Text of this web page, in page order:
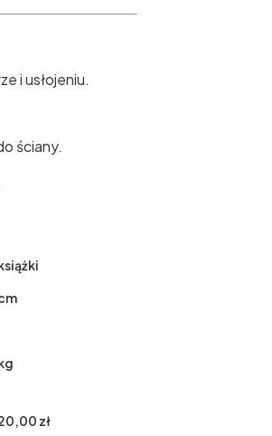
i usłojeniu.
ściany.
zł